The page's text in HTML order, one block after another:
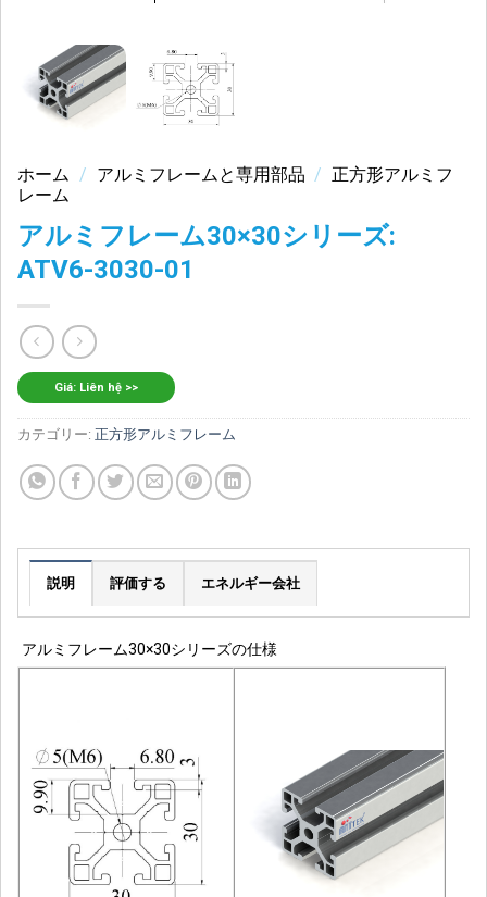
ホーム / アルミフレームと専用部品 / 正方形アルミフ
レーム
アルミフレーム30×30シリーズ:
ATV6-3030-01
Giá: Liên hệ >>
カテゴリー: 正方形アルミフレーム
説明 評価する エネルギー会社
アルミフレーム30×30シリーズの仕様